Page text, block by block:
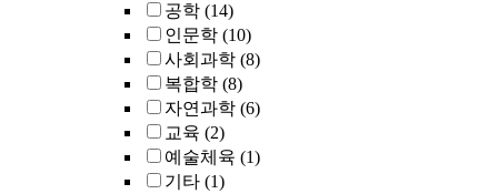
공학 (14)
인문학 (10)
사회과학 (8)
복합학 (8)
자연과학 (6)
교육 (2)
예술체육 (1)
기타 (1)